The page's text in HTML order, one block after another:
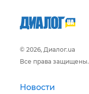
© 2026, Диалог.ua
Все права защищены.
Новости